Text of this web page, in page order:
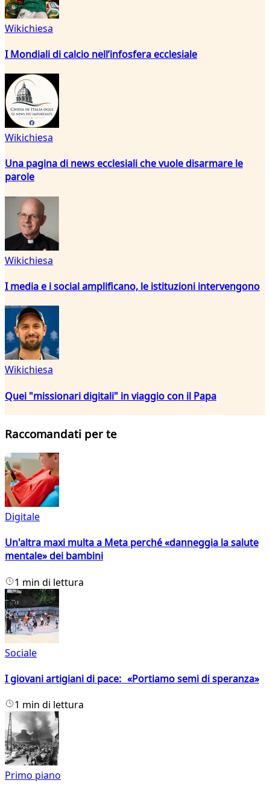
Wikichiesa
I Mondiali di calcio nell’infosfera ecclesiale
Wikichiesa
Una pagina di news ecclesiali che vuole disarmare le
parole
Wikichiesa
I media e i social amplificano, le istituzioni intervengono
Wikichiesa
Quei "missionari digitali" in viaggio con il Papa
Raccomandati per te
Digitale
Un'altra maxi multa a Meta perché «danneggia la salute
mentale» dei bambini
1 min di lettura
Sociale
I giovani artigiani di pace: «Portiamo semi di speranza»
1 min di lettura
Primo piano